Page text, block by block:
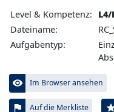
Level & Kompetenz:
Dateiname:
Aufgabentyp:
visibility Im Browser ansehen
flag Auf die Merkliste